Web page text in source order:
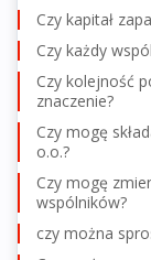
Czy kapitał
Czy każdy
Czy kolejność
znaczenie?
Czy mogę
o.o.?
Czy mogę
wspólników?
czy można